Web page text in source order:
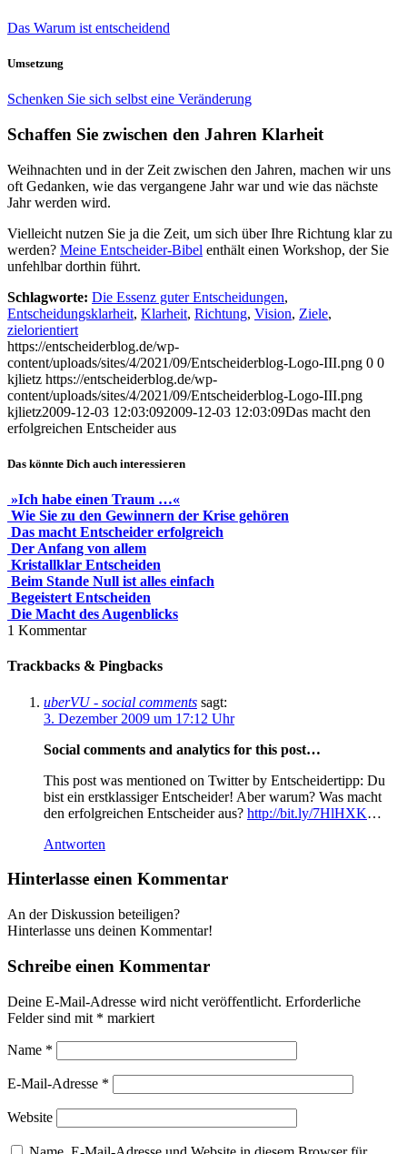
Das Warum ist entscheidend
Umsetzung
Schenken Sie sich selbst eine Veränderung
Schaffen Sie zwischen den Jahren Klarheit
Weihnachten und in der Zeit zwischen den Jahren, machen wir uns
oft Gedanken, wie das vergangene Jahr war und wie das nächste
Jahr werden wird.
Vielleicht nutzen Sie ja die Zeit, um sich über Ihre Richtung klar zu
werden? Meine Entscheider-Bibel enthält einen Workshop, der Sie
unfehlbar dorthin führt.
Schlagworte: Die Essenz guter Entscheidungen,
Entscheidungsklarheit, Klarheit, Richtung, Vision, Ziele,
zielorientiert
https://entscheiderblog.de/wp-
content/uploads/sites/4/2021/09/Entscheiderblog-Logo-III.png 0 0
kjlietz https://entscheiderblog.de/wp-
content/uploads/sites/4/2021/09/Entscheiderblog-Logo-III.png
kjlietz2009-12-03 12:03:092009-12-03 12:03:09Das macht den
erfolgreichen Entscheider aus
Das könnte Dich auch interessieren
»Ich habe einen Traum …«
Wie Sie zu den Gewinnern der Krise gehören
Das macht Entscheider erfolgreich
Der Anfang von allem
Kristallklar Entscheiden
Beim Stande Null ist alles einfach
Begeistert Entscheiden
Die Macht des Augenblicks
1 Kommentar
Trackbacks & Pingbacks
uberVU - social comments sagt:
3. Dezember 2009 um 17:12 Uhr
Social comments and analytics for this post…
This post was mentioned on Twitter by Entscheidertipp: Du
bist ein erstklassiger Entscheider! Aber warum? Was macht
den erfolgreichen Entscheider aus? http://bit.ly/7HlHXK…
Antworten
Hinterlasse einen Kommentar
An der Diskussion beteiligen?
Hinterlasse uns deinen Kommentar!
Schreibe einen Kommentar
Deine E-Mail-Adresse wird nicht veröffentlicht. Erforderliche
Felder sind mit * markiert
Name *
E-Mail-Adresse *
Website